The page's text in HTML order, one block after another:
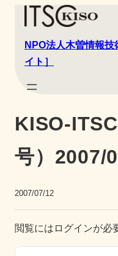
NPO法人木曽情報
イト］
KISO-
号）2007/
2007/07/12
閲覧にはログインが必